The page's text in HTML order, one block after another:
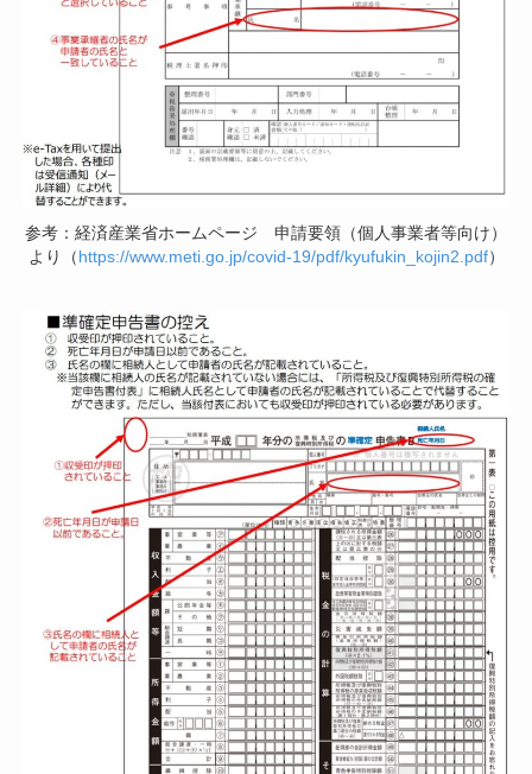
参考：経済産業省ホームページ 申請要領（個人事業者等向け）
より（https://www.meti.go.jp/covid-19/pdf/kyufukin_kojin2.pdf）